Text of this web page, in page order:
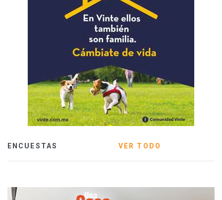
ENCUESTAS VER TODO